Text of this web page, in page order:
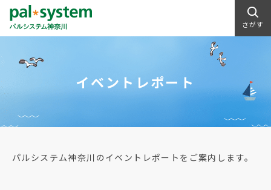
さがす
イベントレポート
パルシステム神奈川のイベントレポートをご案内します。